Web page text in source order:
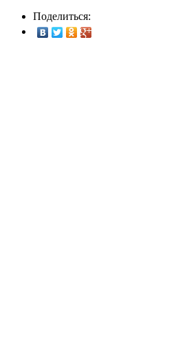
Поделиться: